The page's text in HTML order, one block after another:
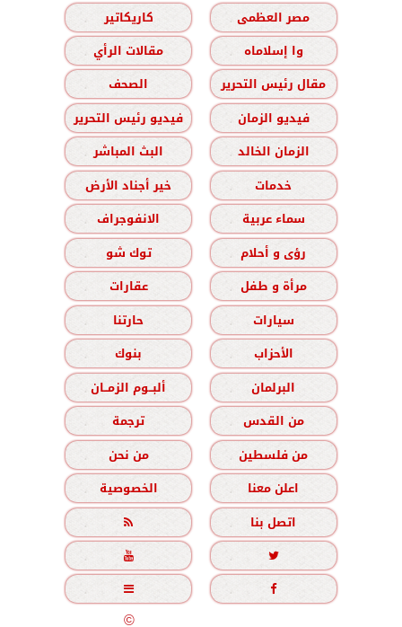
مصر العظمى
كاريكاتير
وا إسلاماه
مقالات الرأي
مقال رئيس التحرير
الصحف
فيديو الزمان
فيديو رئيس التحرير
الزمان الخالد
البث المباشر
خدمات
خير أجناد الأرض
سماء عربية
الانفوجراف
رؤى و أحلام
توك شو
مرأة و طفل
عقارات
سيارات
حارتنا
الأحزاب
بنوك
البرلمان
ألبــوم الزمــان
من القدس
ترجمة
من فلسطين
من نحن
اعلن معنا
الخصوصية
اتصل بنا





جميع الحقوق محفوظة©